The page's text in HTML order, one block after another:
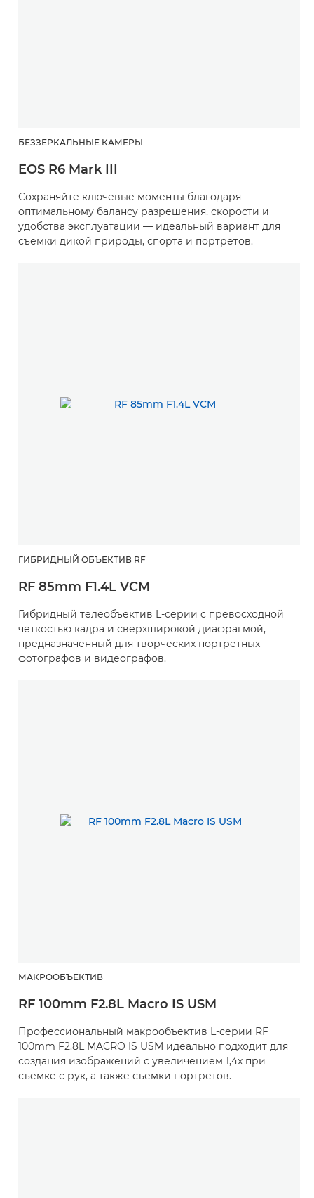
БЕЗЗЕРКАЛЬНЫЕ КАМЕРЫ
EOS R6 Mark III
Сохраняйте ключевые моменты благодаря
оптимальному балансу разрешения, скорости и
удобства эксплуатации — идеальный вариант для
съемки дикой природы, спорта и портретов.
ГИБРИДНЫЙ ОБЪЕКТИВ RF
RF 85mm F1.4L VCM
Гибридный телеобъектив L-серии с превосходной
четкостью кадра и сверхширокой диафрагмой,
предназначенный для творческих портретных
фотографов и видеографов.
МАКРООБЪЕКТИВ
RF 100mm F2.8L Macro IS USM
Профессиональный макрообъектив L-серии RF
100mm F2.8L MACRO IS USM идеально подходит для
создания изображений с увеличением 1,4x при
съемке с рук, а также съемки портретов.